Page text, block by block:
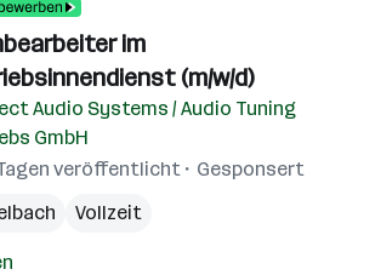
im
(m/w/d)
Audio Systems / Audio Tuning
GmbH
veröffentlicht
Gesponsert
Vollzeit